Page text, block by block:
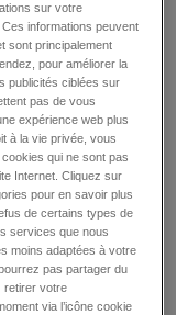
le :30
Auxiliaire
sein d'un
vous
à la
- Vous
et
de
les enfants
leur
sur votre
informations peuvent
sont principalement
pour améliorer la
publicités ciblées sur
pas de vous
expérience web plus
à la vie privée, vous
qui ne sont pas
Internet. Cliquez sur
pour en savoir plus
de certains types de
services que nous
moins adaptées à votre
pas partager du
retirer votre
via l’icône cookie